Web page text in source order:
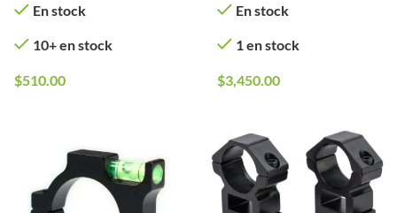
En stock
10+ en stock
$510.00
En stock
1 en stock
$3,450.00